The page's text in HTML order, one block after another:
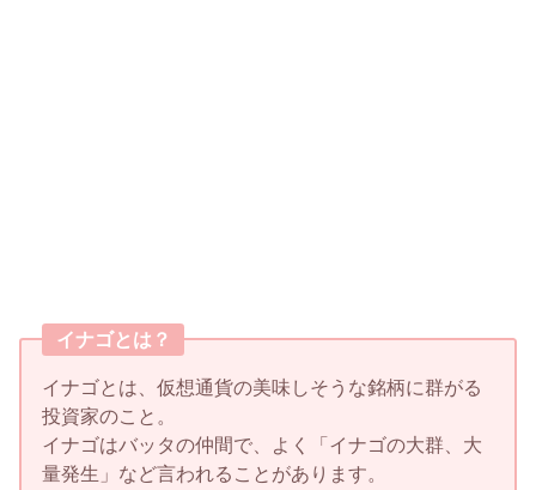
イナゴとは？
イナゴとは、仮想通貨の美味しそうな銘柄に群がる
投資家のこと。
イナゴはバッタの仲間で、よく「イナゴの大群、大
量発生」など言われることがあります。